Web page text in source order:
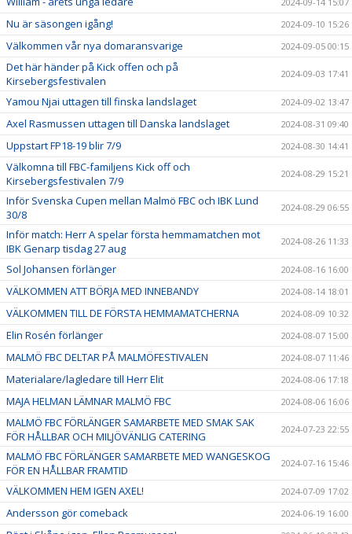
Nu är säsongen igång! 2024-09-10 15:26
Välkommen vår nya domaransvarige 2024-09-05 00:15
Det här händer på Kick offen och på
Kirsebergsfestivalen
2024-09-03 17:41
Yamou Njai uttagen till finska landslaget 2024-09-02 13:47
Axel Rasmussen uttagen till Danska landslaget 2024-08-31 09:40
Uppstart FP18-19 blir 7/9 2024-08-30 14:41
Välkomna till FBC-familjens Kick off och
Kirsebergsfestivalen 7/9
2024-08-29 15:21
Inför Svenska Cupen mellan Malmö FBC och IBK Lund
30/8
2024-08-29 06:55
Inför match: Herr A spelar första hemmamatchen mot
IBK Genarp tisdag 27 aug
2024-08-26 11:33
Sol Johansen förlänger 2024-08-16 16:00
VÄLKOMMEN ATT BÖRJA MED INNEBANDY 2024-08-14 18:01
VÄLKOMMEN TILL DE FÖRSTA HEMMAMATCHERNA 2024-08-09 10:32
Elin Rosén förlänger 2024-08-07 15:00
MALMÖ FBC DELTAR PÅ MALMÖFESTIVALEN 2024-08-07 11:46
Materialare/lagledare till Herr Elit 2024-08-06 17:18
MAJA HELMAN LÄMNAR MALMÖ FBC 2024-08-06 16:06
MALMÖ FBC FÖRLÄNGER SAMARBETE MED SMAK SAK
FÖR HÅLLBAR OCH MILJÖVÄNLIG CATERING
2024-07-23 22:55
MALMÖ FBC FÖRLÄNGER SAMARBETE MED WANGESKOG
FÖR EN HÅLLBAR FRAMTID
2024-07-16 15:46
VÄLKOMMEN HEM IGEN AXEL! 2024-07-09 17:02
Andersson gör comeback 2024-06-19 16:00